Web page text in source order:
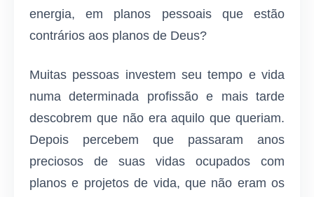
energia, em planos pessoais que estão
contrários aos planos de Deus?
Muitas pessoas investem seu tempo e vida
numa determinada profissão e mais tarde
descobrem que não era aquilo que queriam.
Depois percebem que passaram anos
preciosos de suas vidas ocupados com
planos e projetos de vida, que não eram os